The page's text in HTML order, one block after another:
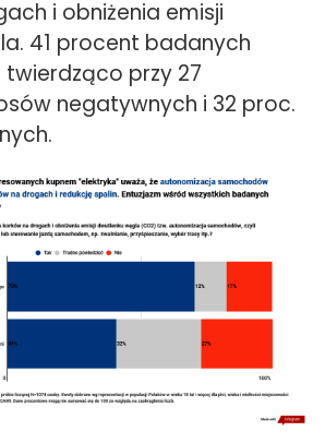
i obniżenia emisji
41 procent badanych
przy 27
negatywnych i 32 proc.